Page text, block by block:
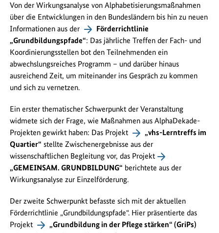
Von der Wirkungsanalyse von Alphabetisierungsmaßnahmen
über die Entwicklungen in den Bundesländern bis hin zu neuen
Informationen aus der
Förderrichtlinie
„Grundbildungspfade“: Das jährliche Treffen der Fach- und
Koordinierungsstellen bot den Teilnehmenden ein
abwechslungsreiches Programm – und darüber hinaus
ausreichend Zeit, um miteinander ins Gespräch zu kommen
und sich zu vernetzen.
Ein erster thematischer Schwerpunkt der Veranstaltung
widmete sich der Frage, wie Maßnahmen aus AlphaDekade-
Projekten gewirkt haben: Das Projekt
„vhs-Lerntreffs im
Quartier“ stellte Zwischenergebnisse aus der
wissenschaftlichen Begleitung vor, das Projekt
„GEMEINSAM. GRUNDBILDUNG“ berichtete aus der
Wirkungsanalyse zur Einzelförderung.
Der zweite Schwerpunkt befasste sich mit der aktuellen
Förderrichtlinie „Grundbildungspfade“. Hier präsentierte das
Projekt
„Grundbildung in der Pflege stärken“ (GriPs)